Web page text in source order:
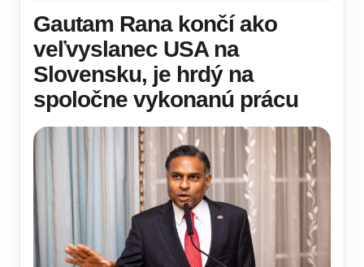
Gautam Rana končí ako
veľvyslanec USA na
Slovensku, je hrdý na
spoločne vykonanú prácu